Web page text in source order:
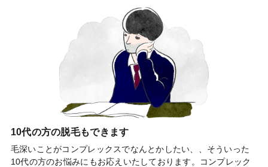
10代の方の脱毛もできます
毛深いことがコンプレックスでなんとかしたい、、そういった
10代の方のお悩みにもお応えいたしております。コンプレック